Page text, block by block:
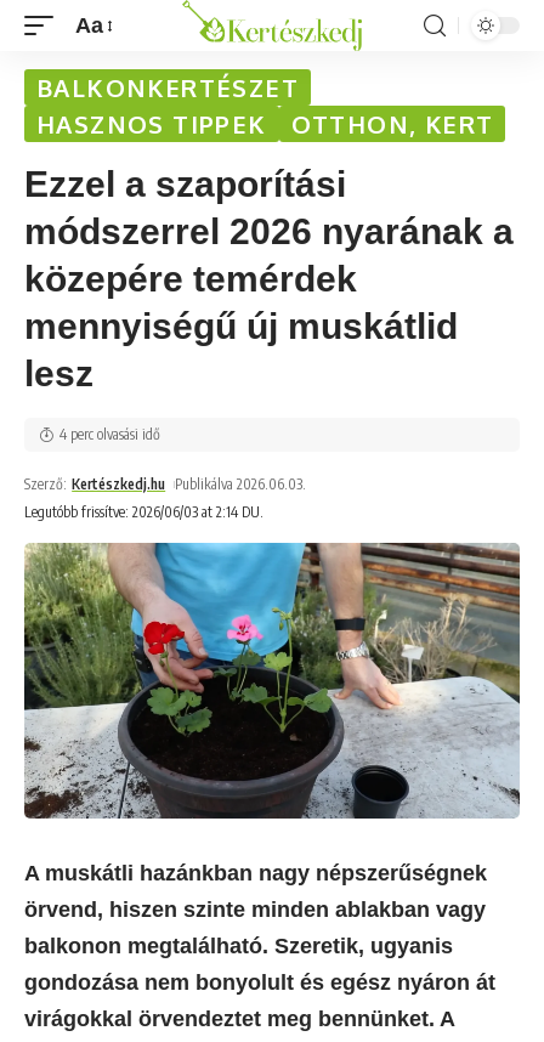
Aa
BALKONKERTÉSZET
HASZNOS TIPPEK
OTTHON, KERT
Ezzel a szaporítási
módszerrel 2026 nyarának a
közepére temérdek
mennyiségű új muskátlid
lesz
Legutóbb frissítve: 2026/06/03 at 2:14 DU.
Szerző: Kertészkedj.hu Publikálva 2026.06.03.
4 perc olvasási idő
A muskátli hazánkban nagy népszerűségnek
örvend, hiszen szinte minden ablakban vagy
balkonon megtalálható. Szeretik, ugyanis
gondozása nem bonyolult és egész nyáron át
virágokkal örvendeztet meg bennünket. A